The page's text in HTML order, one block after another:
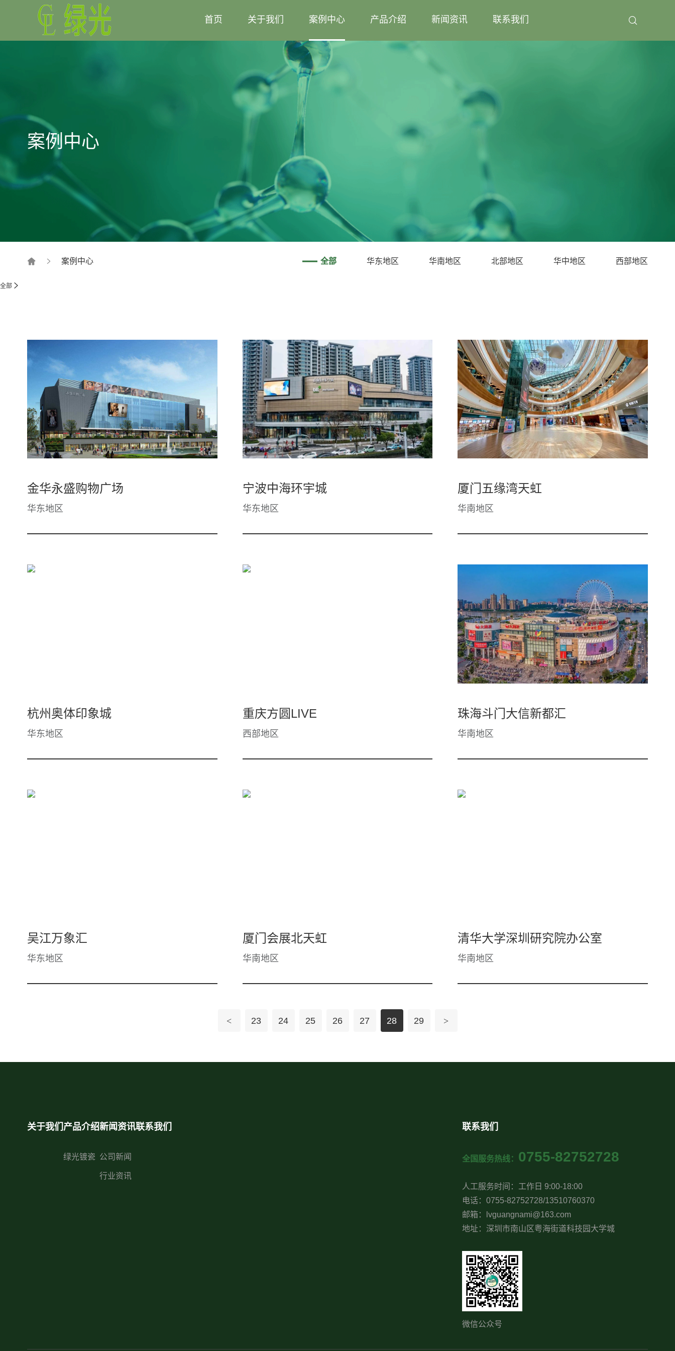
首页 关于我们 案例中心 产品介绍 新闻资讯 联系我们
案例中心
案例中心 全部 华东地区 华南地区 北部地区 华中地区 西部地区
全部
金华永盛购物广场
华东地区
宁波中海环宇城
华东地区
厦门五缘湾天虹
华南地区
杭州奥体印象城
华东地区
重庆方圆LIVE
西部地区
珠海斗门大信新都汇
华南地区
吴江万象汇
华东地区
厦门会展北天虹
华南地区
清华大学深圳研究院办公室
华南地区
< 23 24 25 26 27 28 29 >
关于我们 产品介绍
绿光镀瓷
新闻资讯
公司新闻
行业资讯
联系我们 联系我们
全国服务热线： 0755-82752728
人工服务时间：工作日 9:00-18:00
电话：0755-82752728/13510760370
邮箱：lvguangnami@163.com
地址：深圳市南山区粤海街道科技园大学城
微信公众号